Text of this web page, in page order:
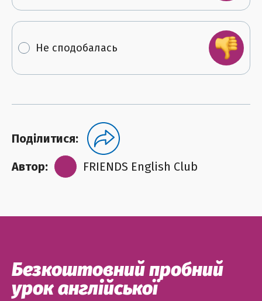
Не сподобалась
Поділитися:
Автор:
FRIENDS English Club
Безкоштовний пробний
урок англійської